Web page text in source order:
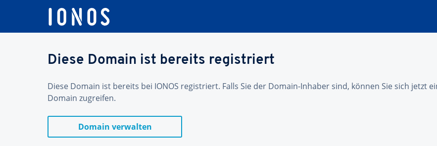
Diese Domain ist bereits registriert
Diese Domain ist bereits bei IONOS registriert. Falls Sie der Domain-Inhaber sind, können Sie sich jetzt
Domain zugreifen.
Domain verwalten